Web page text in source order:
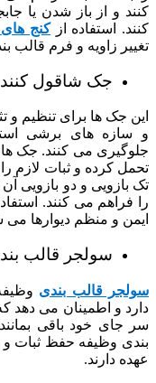
کنند و از باز شدن یا
کنند. استفاده ازکنج های
تغییر زاویه و فرم قالب
جک شاقول
این جک ها برای تنظیم و
و سازه های برشی
جلوگیری می کنند. جک
تحمل کرده و ثبات لازم
تک بازویی و دو بازویی
را فراهم می کنند.
ایمن و منظم دیوارها می
سولجر قالب
سولجر قالب بندی
دارد و اطمینان می دهد
سر جای خود باقی
بندی وظیفه حفظ ثبات و
عهده دارند.